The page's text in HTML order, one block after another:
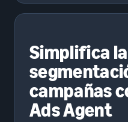
Simplifica la
campañas
Ads Agent